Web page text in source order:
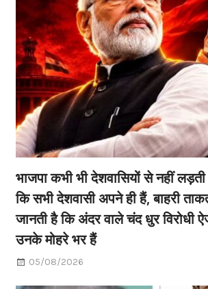
भाजपा कभी भी देशवासियों से नहीं
कि सभी देशवासी अपने ही हैं, बाहरी
जानती है कि अंदर वाले चंद धुर विरोधी
उनके मोहरे भर हैं
05/08/2026